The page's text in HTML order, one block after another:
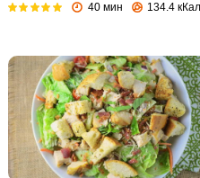
40 мин 134.4 кКал
или